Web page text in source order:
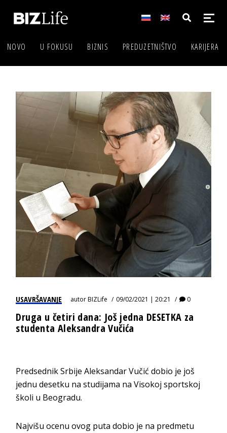
NOVO U FOKUSU BIZNIS PREDUZETNIŠTVO KARIJERA
USAVRŠAVANJE autorBIZLife 09/02/2021 | 20:21 0
Druga u četiri dana: Još jedna DESETKA za
studenta Aleksandra Vučića
Predsednik Srbije Aleksandar Vučić dobio je još
jednu desetku na studijama na Visokoj sportskoj
školi u Beogradu.
Najvišu ocenu ovog puta dobio je na predmetu